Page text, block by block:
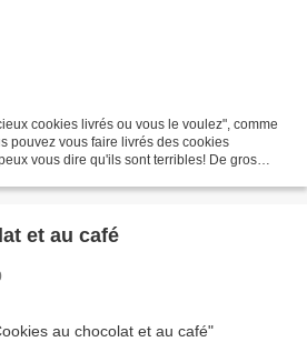
cookies livrés ou vous le voulez", comme
pouvez vous faire livrés des cookies
vous dire qu'ils sont terribles! De gros
et au café